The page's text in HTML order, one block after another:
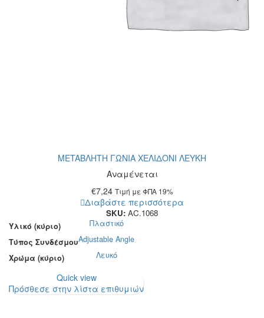
METABΛΗΤΗ ΓΩΝΙΑ ΧΕΛΙΔΟΝΙ ΛΕΥΚΗ
Αναμένεται
€7,24 Τιμή με ΦΠΑ 19%
Διαβάστε περισσότερα
SKU: AC.1068
Υλικό (κύριο)
Πλαστικό
Τύπος ΣυνδέσμουAdjustable Angle
Χρώμα (κύριο)
Λευκό
Quick view
Πρόσθεσε στην λίστα επιθυμιών